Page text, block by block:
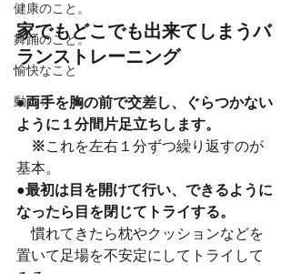
健康のこと。
舞踊のこと。
愉快なこと
動画☆
家でもどこでも出来てしまうバ
ランストレーニング
●両手を胸の前で交差し、ぐらつかない
ように１分間片足立ちします。
※これを左右１分ずつ繰り返すのが
基本。
●最初は目を開けて行い、できるように
なったら目を閉じてトライする。
慣れてきたら枕やクッションなどを
置いて足場を不安定にしてトライして